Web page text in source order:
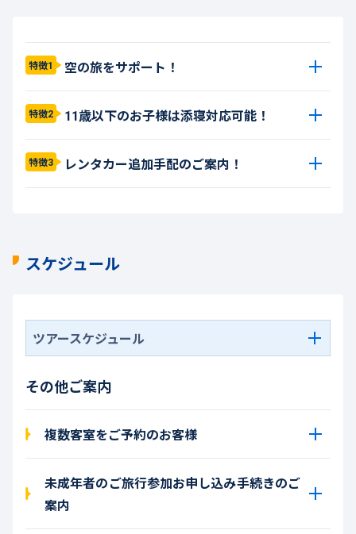
特徴1 空の旅をサポート！
特徴2 11歳以下のお子様は添寝対応可能！
特徴3 レンタカー追加手配のご案内！
スケジュール
ツアースケジュール
その他ご案内
複数客室をご予約のお客様
未成年者のご旅行参加お申し込み手続きのご
案内